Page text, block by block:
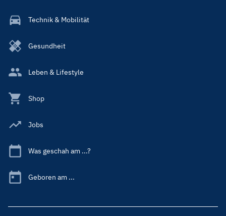
Technik & Mobilität
Gesundheit
Leben & Lifestyle
Shop
Jobs
Was geschah am ...?
Geboren am ...